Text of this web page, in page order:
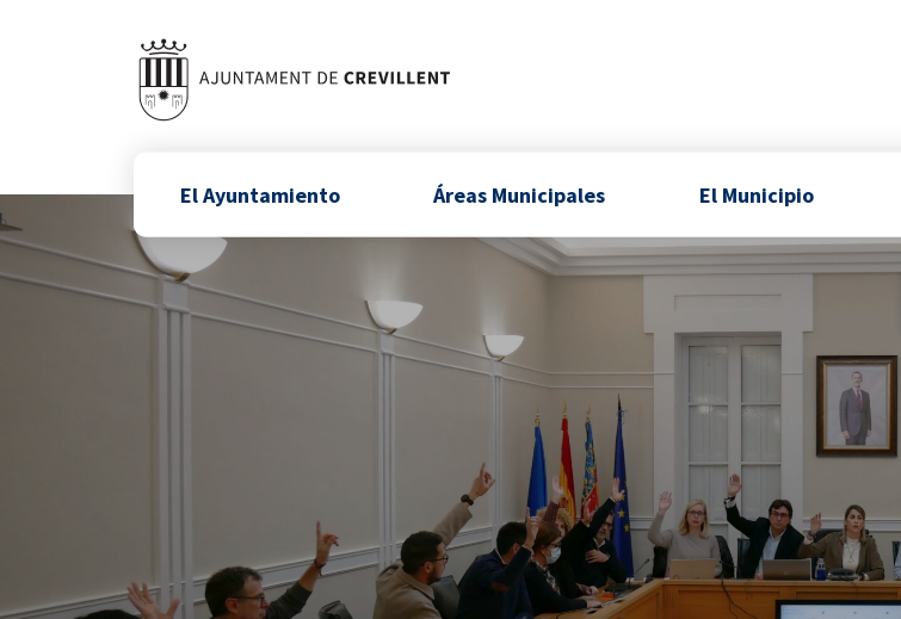
El Ayuntamiento Áreas Municipales El Municipio